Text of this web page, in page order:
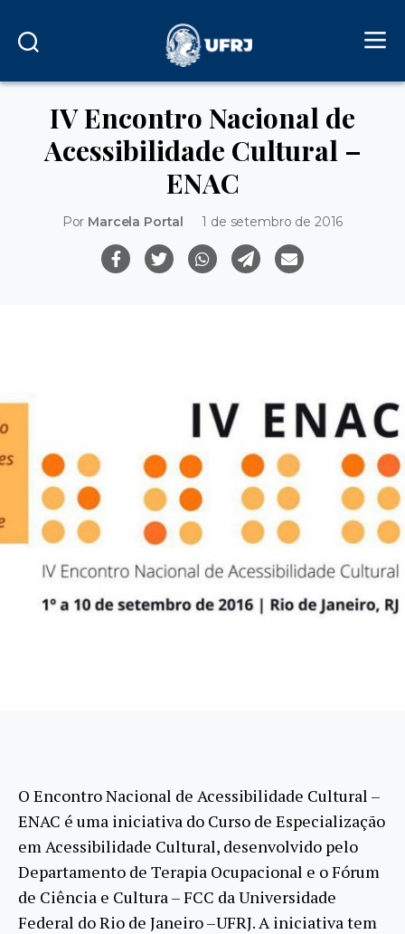
IV Encontro Nacional de
Acessibilidade Cultural –
ENAC
Por Marcela Portal 1 de setembro de 2016
O Encontro Nacional de Acessibilidade Cultural –
ENAC é uma iniciativa do Curso de Especialização
em Acessibilidade Cultural, desenvolvido pelo
Departamento de Terapia Ocupacional e o Fórum
de Ciência e Cultura – FCC da Universidade
Federal do Rio de Janeiro –UFRJ. A iniciativa tem